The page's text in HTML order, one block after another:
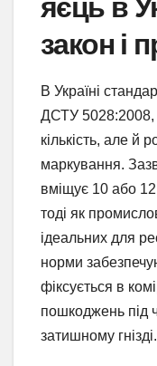
закон і
В Україні
ДСТУ 5028:2008,
кількість, але й
маркування.
вміщує 10 або 12
тоді як
ідеальних для
норми
фіксується в
пошкоджень під
затишному гнізді.